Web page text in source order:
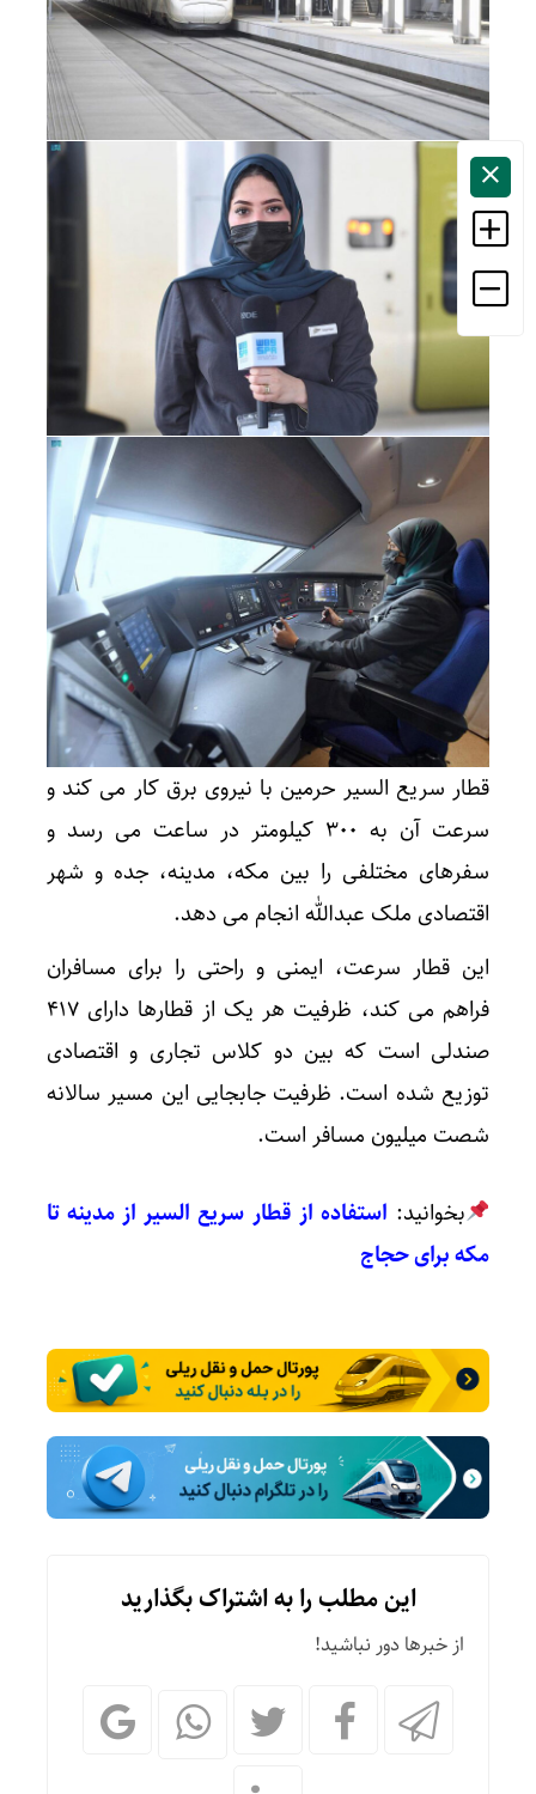
قطار سریع السیر حرمین با نیروی برق کار می کند و
سرعت آن به ۳۰۰ کیلومتر در ساعت می رسد و
سفرهای مختلفی را بین مکه، مدینه، جده و شهر
اقتصادی ملک عبدالله انجام می دهد.
این قطار سرعت، ایمنی و راحتی را برای مسافران
فراهم می کند، ظرفیت هر یک از قطارها دارای ۴۱۷
صندلی است که بین دو کلاس تجاری و اقتصادی
توزیع شده است. ظرفیت جابجایی این مسیر سالانه
شصت میلیون مسافر است.
بخوانید: استفاده از قطار سریع السیر از مدینه تا
مکه برای حجاج
این مطلب را به اشتراک بگذارید
از خبرها دور نباشید!